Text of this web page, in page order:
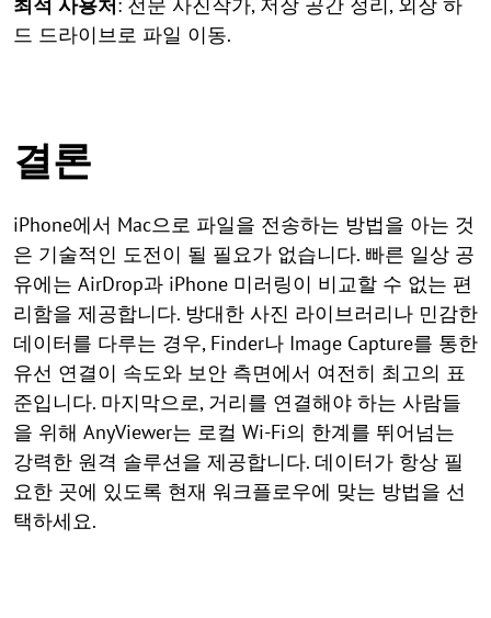
드 드라이브로 파일 이동.
결론
iPhone에서 Mac으로 파일을 전송하는 방법을 아는 것
은 기술적인 도전이 될 필요가 없습니다. 빠른 일상 공
유에는 AirDrop과 iPhone 미러링이 비교할 수 없는 편
리함을 제공합니다. 방대한 사진 라이브러리나 민감한
데이터를 다루는 경우, Finder나 Image Capture를 통한
유선 연결이 속도와 보안 측면에서 여전히 최고의 표
준입니다. 마지막으로, 거리를 연결해야 하는 사람들
을 위해 AnyViewer는 로컬 Wi-Fi의 한계를 뛰어넘는
강력한 원격 솔루션을 제공합니다. 데이터가 항상 필
요한 곳에 있도록 현재 워크플로우에 맞는 방법을 선
택하세요.